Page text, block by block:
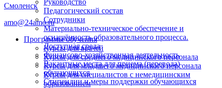
Руководство
Педагогический состав
Сотрудники
Материально-техническое обеспечение и
оснащённость образовательного процесса.
Доступная среда
Финансово-хозяйственная деятельность
Вакантные места для приема (перевода)
обучающихся
Стипендии и меры поддержки обучающихся
Смоленск
amo@24amo.ru
Программы обучения
Курсы для врачей
Курсы для среднего медицинского персонала
Курсы для младшего медицинского персонала
Курсы для специалистов с немедицинским
образованием